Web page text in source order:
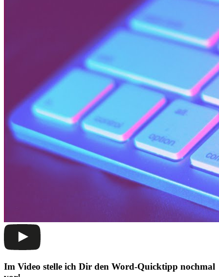
Im Video stelle ich Dir den Word-Quicktipp nochmal